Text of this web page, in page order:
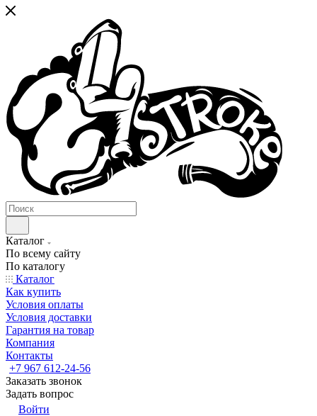
Каталог
По всему сайту
По каталогу
Каталог
Как купить
Условия оплаты
Условия доставки
Гарантия на товар
Компания
Контакты
+7 967 612-24-56
Заказать звонок
Задать вопрос
Войти